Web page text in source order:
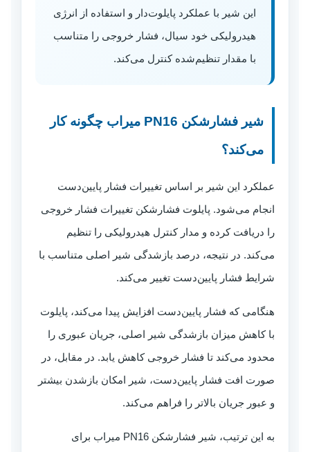
این شیر با عملکرد پایلوت‌دار و استفاده از انرژی
هیدرولیکی خود سیال، فشار خروجی را متناسب
با مقدار تنظیم‌شده کنترل می‌کند.
شیر فشارشکن PN16 میراب چگونه کار
می‌کند؟
عملکرد این شیر بر اساس تغییرات فشار پایین‌دست
انجام می‌شود. پایلوت فشارشکن تغییرات فشار خروجی
را دریافت کرده و مدار کنترل هیدرولیکی را تنظیم
می‌کند. در نتیجه، درصد بازشدگی شیر اصلی متناسب با
شرایط فشار پایین‌دست تغییر می‌کند.
هنگامی که فشار پایین‌دست افزایش پیدا می‌کند، پایلوت
با کاهش میزان بازشدگی شیر اصلی، جریان عبوری را
محدود می‌کند تا فشار خروجی کاهش یابد. در مقابل، در
صورت افت فشار پایین‌دست، شیر امکان بازشدن بیشتر
و عبور جریان بالاتر را فراهم می‌کند.
به این ترتیب، شیر فشارشکن PN16 میراب برای